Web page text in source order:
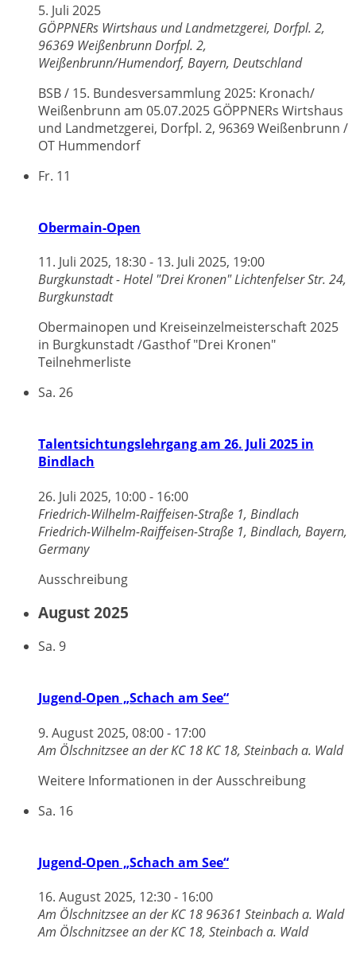
5. Juli 2025
GÖPPNERs Wirtshaus und Landmetzgerei, Dorfpl. 2,
96369 WeißenbrunnDorfpl. 2,
Weißenbrunn/Humendorf, Bayern, Deutschland
BSB / 15. Bundesversammlung 2025: Kronach/
Weißenbrunn am 05.07.2025 GÖPPNERs Wirtshaus
und Landmetzgerei, Dorfpl. 2, 96369 Weißenbrunn /
OT Hummendorf
Fr. 11
Obermain-Open
11. Juli 2025, 18:30- 13. Juli 2025, 19:00
Burgkunstadt - Hotel "Drei Kronen"Lichtenfelser Str. 24,
Burgkunstadt
Obermainopen und Kreiseinzelmeisterschaft 2025
in Burgkunstadt /Gasthof "Drei Kronen"
Teilnehmerliste
Sa. 26
Talentsichtungslehrgang am 26. Juli 2025 in
Bindlach
26. Juli 2025, 10:00- 16:00
Friedrich-Wilhelm-Raiffeisen-Straße 1, Bindlach
Friedrich-Wilhelm-Raiffeisen-Straße 1, Bindlach, Bayern,
Germany
Ausschreibung
August 2025
Sa. 9
Jugend-Open „Schach am See“
9. August 2025, 08:00- 17:00
Am Ölschnitzsee an der KC 18KC 18, Steinbach a. Wald
Weitere Informationen in der Ausschreibung
Sa. 16
Jugend-Open „Schach am See“
16. August 2025, 12:30- 16:00
Am Ölschnitzsee an der KC 18 96361 Steinbach a. Wald
Am Ölschnitzsee an der KC 18, Steinbach a. Wald